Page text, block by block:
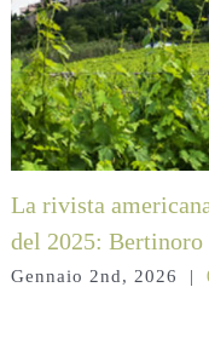
La rivista
del 2025: Bertinoro
Gennaio 2nd, 2026 |